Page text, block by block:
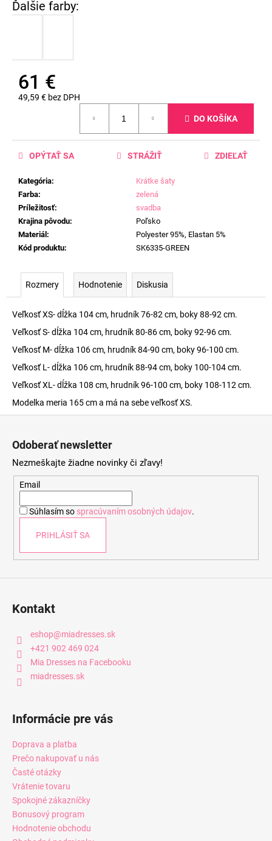
61 €
49,59 € bez DPH
DO KOŠÍKA
Kategória:
Krátke šaty
Farba:
zelená
Príležitosť:
svadba
Krajina pôvodu:
Poľsko
Materiál :
Polyester 95%, Elastan 5%
Kód produktu: SK6335-GREEN
OPÝTAŤ SA STRÁŽIŤ ZDIEĽAŤ
Rozmery Hodnotenie Diskusia
Veľkosť XS- dĺžka 104 cm, hrudník 76-82 cm, boky 88-92 cm.
Veľkosť S- dĺžka 104 cm, hrudník 80-86 cm, boky 92-96 cm.
Veľkosť M- dĺžka 106 cm, hrudník 84-90 cm, boky 96-100 cm.
Veľkosť L- dĺžka 106 cm, hrudník 88-94 cm, boky 100-104 cm.
Veľkosť XL- dĺžka 108 cm, hrudník 96-100 cm, boky 108-112 cm.
Modelka meria 165 cm a má na sebe veľkosť XS.
Odoberať newsletter
Nezmeškajte žiadne novinky či zľavy!
Email
Súhlasím so spracúvaním osobných údajov.
PRIHLÁSIŤ SA
Kontakt
eshop@miadresses.sk
+421 902 469 024
Mia Dresses na Facebooku
miadresses.sk
Informácie pre vás
Doprava a platba
Prečo nakupovať u nás
Časté otázky
Vrátenie tovaru
Spokojné zákazníčky
Bonusový program
Hodnotenie obchodu